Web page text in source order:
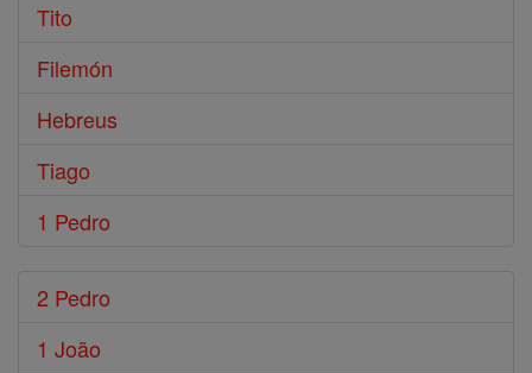
Tito
Filemón
Hebreus
Tiago
1 Pedro
2 Pedro
1 João